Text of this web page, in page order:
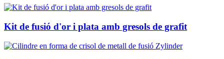
Kit de fusió d'or i plata amb gresols de grafit